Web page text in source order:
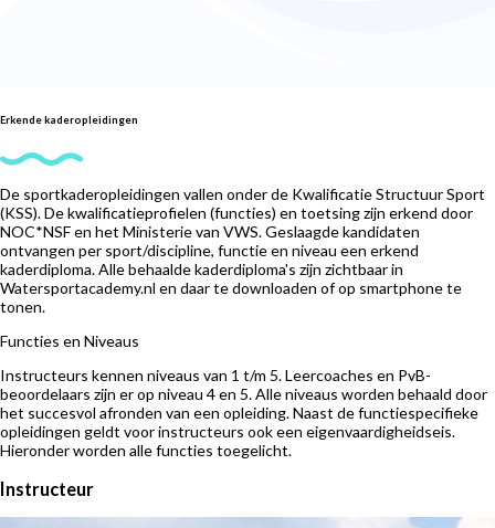
Erkende kaderopleidingen
De sportkaderopleidingen vallen onder de Kwalificatie Structuur Sport
(KSS). De kwalificatieprofielen (functies) en toetsing zijn erkend door
NOC*NSF en het Ministerie van VWS. Geslaagde kandidaten
ontvangen per sport/discipline, functie en niveau een erkend
kaderdiploma. Alle behaalde kaderdiploma's zijn zichtbaar in
Watersportacademy.nl en daar te downloaden of op smartphone te
tonen.
Functies en Niveaus
Instructeurs kennen niveaus van 1 t/m 5. Leercoaches en PvB-
beoordelaars zijn er op niveau 4 en 5. Alle niveaus worden behaald door
het succesvol afronden van een opleiding. Naast de functiespecifieke
opleidingen geldt voor instructeurs ook een eigenvaardigheidseis.
Hieronder worden alle functies toegelicht.
Instructeur